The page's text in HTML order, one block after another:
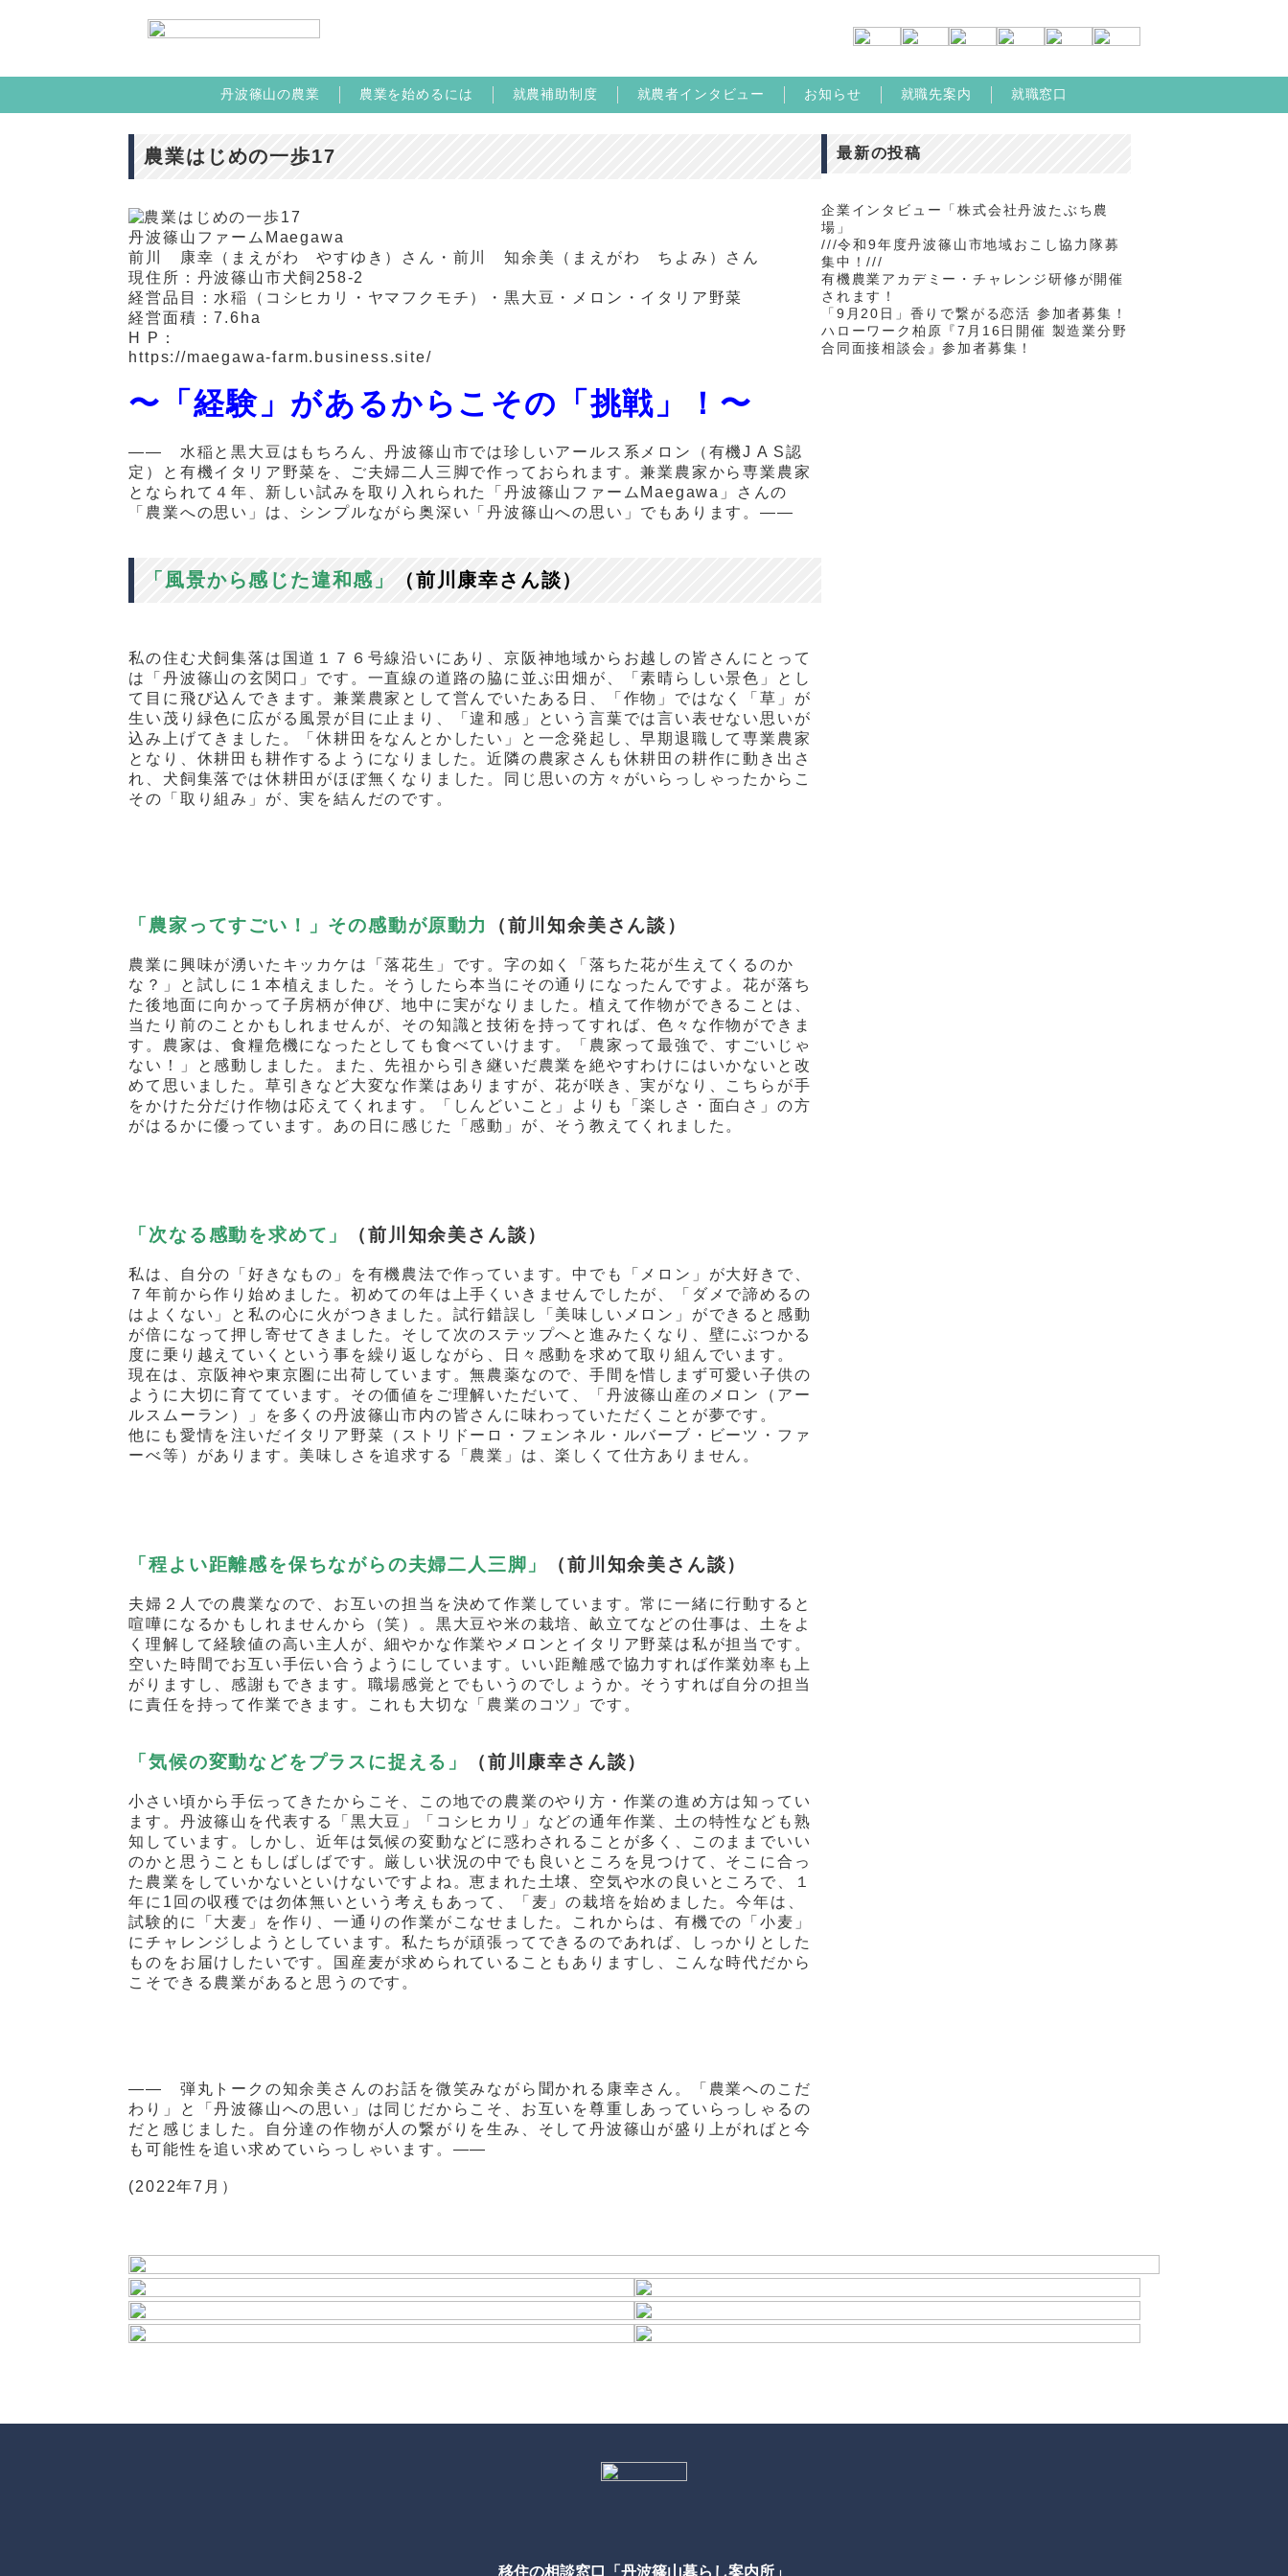
丹波篠山の農業 農業を始めるには 就農補助制度 就農者インタビュー お知らせ 就職先案内 就職窓口
農業はじめの一歩17
丹波篠山ファーム Maegawa
前川 康幸（まえがわ やすゆき）さん・前川 知余美（まえがわ ちよみ）さん
現住所：丹波篠山市犬飼 258-2
経営品目：水稲（コシヒカリ・ヤマフクモチ）・黒大豆・メロン・イタリア野菜
経営面積：7.6ha
H P：
https://maegawa-farm.business.site/
〜「経験」があるからこその「挑戦」！〜
—— 水稲と黒大豆はもちろん、丹波篠山市では珍しいアールス系メロン（有機J A S認
定）と有機イタリア野菜を、ご夫婦二人三脚で作っておられます。兼業農家から専業農家
となられて４年、新しい試みを取り入れられた「丹波篠山ファーム Maegawa 」さんの
「農業への思い」は、シンプルながら奥深い「丹波篠山への思い」でもあります。——
「風景から感じた違和感」 （前川康幸さん談）
私の住む犬飼集落は国道１７６号線沿いにあり、京阪神地域からお越しの皆さんにとって
は「丹波篠山の玄関口」です。一直線の道路の脇に並ぶ田畑が、「素晴らしい景色」とし
て目に飛び込んできます。兼業農家として営んでいたある日、「作物」ではなく「草」が
生い茂り緑色に広がる風景が目に止まり、「違和感」という言葉では言い表せない思いが
込み上げてきました。「休耕田をなんとかしたい」と一念発起し、早期退職して専業農家
となり、休耕田も耕作するようになりました。近隣の農家さんも休耕田の耕作に動き出さ
れ、犬飼集落では休耕田がほぼ無くなりました。同じ思いの方々がいらっしゃったからこ
その「取り組み」が、実を結んだのです。
「農家ってすごい！」その感動が原動力 （前川知余美さん談）
農業に興味が湧いたキッカケは「落花生」です。字の如く「落ちた花が生えてくるのか
な？」と試しに１本植えました。そうしたら本当にその通りになったんですよ。花が落ち
た後地面に向かって子房柄が伸び、地中に実がなりました。植えて作物ができることは、
当たり前のことかもしれませんが、その知識と技術を持ってすれば、色々な作物ができま
す。農家は、食糧危機になったとしても食べていけます。「農家って最強で、すごいじゃ
ない！」と感動しました。また、先祖から引き継いだ農業を絶やすわけにはいかないと改
めて思いました。草引きなど大変な作業はありますが、花が咲き、実がなり、こちらが手
をかけた分だけ作物は応えてくれます。「しんどいこと」よりも「楽しさ・面白さ」の方
がはるかに優っています。あの日に感じた「感動」が、そう教えてくれました。
「次なる感動を求めて」 （前川知余美さん談）
私は、自分の「好きなもの」を有機農法で作っています。中でも「メロン」が大好きで、
７年前から作り始めました。初めての年は上手くいきませんでしたが、「ダメで諦めるの
はよくない」と私の心に火がつきました。試行錯誤し「美味しいメロン」ができると感動
が倍になって押し寄せてきました。そして次のステップへと進みたくなり、壁にぶつかる
度に乗り越えていくという事を繰り返しながら、日々感動を求めて取り組んでいます。
現在は、京阪神や東京圏に出荷しています。無農薬なので、手間を惜しまず可愛い子供の
ように大切に育てています。その価値をご理解いただいて、「丹波篠山産のメロン（アー
ルスムーラン）」を多くの丹波篠山市内の皆さんに味わっていただくことが夢です。
他にも愛情を注いだイタリア野菜（ストリドーロ・フェンネル・ルバーブ・ビーツ・ファ
ーべ等）があります。美味しさを追求する「農業」は、楽しくて仕方ありません。
「程よい距離感を保ちながらの夫婦二人三脚」 （前川知余美さん談）
夫婦２人での農業なので、お互いの担当を決めて作業しています。常に一緒に行動すると
喧嘩になるかもしれませんから（笑）。黒大豆や米の栽培、畝立てなどの仕事は、土をよ
く理解して経験値の高い主人が、細やかな作業やメロンとイタリア野菜は私が担当です。
空いた時間でお互い手伝い合うようにしています。いい距離感で協力すれば作業効率も上
がりますし、感謝もできます。職場感覚とでもいうのでしょうか。そうすれば自分の担当
に責任を持って作業できます。これも大切な「農業のコツ」です。
「気候の変動などをプラスに捉える」 （前川康幸さん談）
小さい頃から手伝ってきたからこそ、この地での農業のやり方・作業の進め方は知ってい
ます。丹波篠山を代表する「黒大豆」「コシヒカリ」などの通年作業、土の特性なども熟
知しています。しかし、近年は気候の変動などに惑わされることが多く、このままでいい
のかと思うこともしばしばです。厳しい状況の中でも良いところを見つけて、そこに合っ
た農業をしていかないといけないですよね。恵まれた土壌、空気や水の良いところで、１
年に 1 回の収穫では勿体無いという考えもあって、「麦」の栽培を始めました。今年は、
試験的に「大麦」を作り、一通りの作業がこなせました。これからは、有機での「小麦」
にチャレンジしようとしています。私たちが頑張ってできるのであれば、しっかりとした
ものをお届けしたいです。国産麦が求められていることもありますし、こんな時代だから
こそできる農業があると思うのです。
—— 弾丸トークの知余美さんのお話を微笑みながら聞かれる康幸さん。「農業へのこだ
わり」と「丹波篠山への思い」は同じだからこそ、お互いを尊重しあっていらっしゃるの
だと感じました。自分達の作物が人の繋がりを生み、そして丹波篠山が盛り上がればと今
も可能性を追い求めていらっしゃいます。——
(2022年7月）
最新の投稿
企業インタビュー「株式会社丹波たぶち農
場」
///令和9年度丹波篠山市地域おこし協力隊募
集中！///
有機農業アカデミー・チャレンジ研修が開催
されます！
「9月20日」香りで繋がる恋活 参加者募集！
ハローワーク柏原『7月16日開催 製造業分野
合同面接相談会』参加者募集！
移住の相談窓口「丹波篠山暮らし案内所」